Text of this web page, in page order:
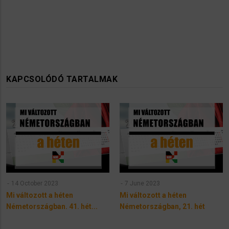
KAPCSOLÓDÓ TARTALMAK
14 October 2023
Mi változott a héten
Németországban. 41. hét...
7 June 2023
Mi változott a héten
Németországban, 21. hét